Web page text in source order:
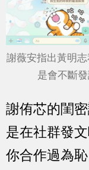
謝薇安指出黃明
是會不斷
謝侑芯的閨
是在社群發
你合作過為